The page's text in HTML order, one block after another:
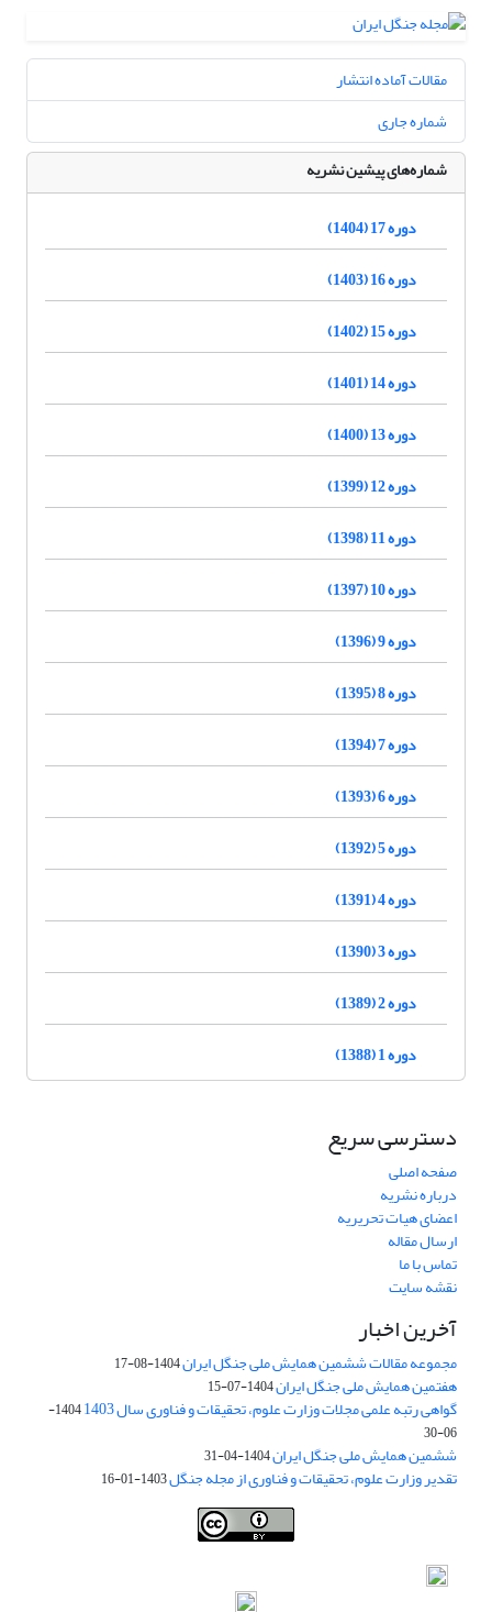
مقالات آماده انتشار
شماره جاری
شماره‌های پیشین نشریه
دوره 17 (1404)
دوره 16 (1403)
دوره 15 (1402)
دوره 14 (1401)
دوره 13 (1400)
دوره 12 (1399)
دوره 11 (1398)
دوره 10 (1397)
دوره 9 (1396)
دوره 8 (1395)
دوره 7 (1394)
دوره 6 (1393)
دوره 5 (1392)
دوره 4 (1391)
دوره 3 (1390)
دوره 2 (1389)
دوره 1 (1388)
دسترسی سریع
صفحه اصلی
درباره نشریه
اعضای هیات تحریریه
ارسال مقاله
تماس با ما
نقشه سایت
آخرین اخبار
مجموعه مقالات ششمین همایش ملی جنگل ایران1404-08-17
هفتمین همایش ملی جنگل ایران1404-07-15
گواهی رتبه علمی مجلات وزارت علوم، تحقیقات و فناوری سال 1403
1404-
06-30
ششمین همایش ملی جنگل ایران1404-04-31
تقدیر وزارت علوم، تحقیقات و فناوری از مجله جنگل1403-01-16